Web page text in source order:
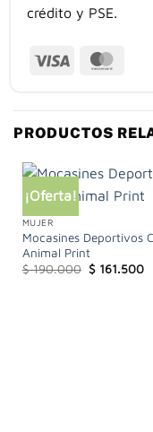
crédito y PSE.
Visa
PRODUCTOS
¡Oferta!
MUJER
Mocasines Deportivos
Animal Print
$190.000 El
precio
$161.500El